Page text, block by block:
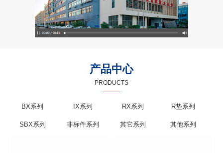
产品中心
PRODUCTS
BX系列 IX系列 RX系列 R垫系列
SBX系列 非标件系列 其它系列 其他系列